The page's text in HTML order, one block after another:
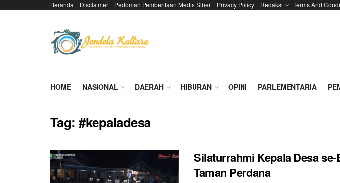
Beranda Disclaimer Pedoman Pemberitaan Media Siber Privacy Policy Redaksi Terms And
HOME NASIONAL DAERAH HIBURAN OPINI PARLEMENTARIA
Tag:#kepaladesa
Silaturrahmi Kepala Desa
Taman Perdana